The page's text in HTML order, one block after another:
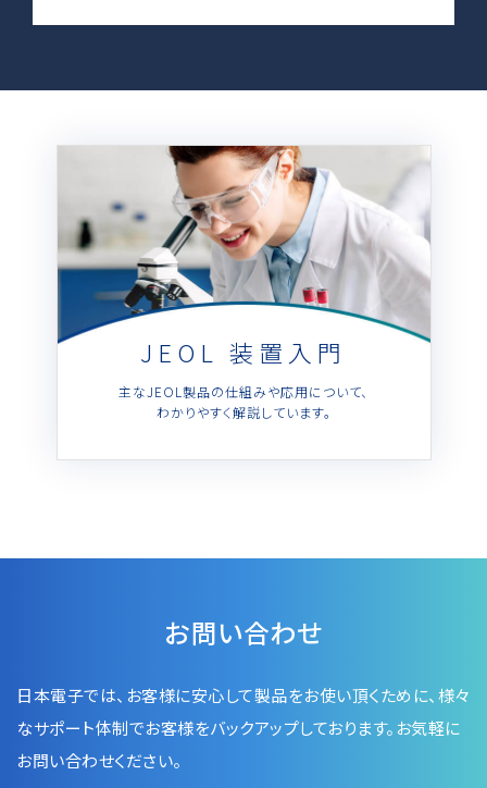
JEOL 装置入門
主なJEOL製品の仕組みや応用について、
わかりやすく解説しています。
お問い合わせ
日本電子では、お客様に安心して製品をお使い頂くために、 様々
なサポート体制でお客様をバックアップしております。お気軽に
お問い合わせください。